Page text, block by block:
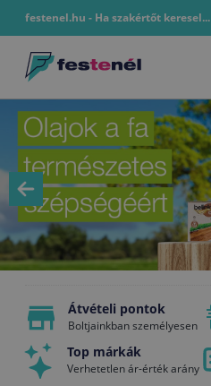
festenel.hu - Ha szakértőt keresel...
Átvételi pontok
Boltjainkban személyesen
Top márkák
Verhetetlen ár-érték arány